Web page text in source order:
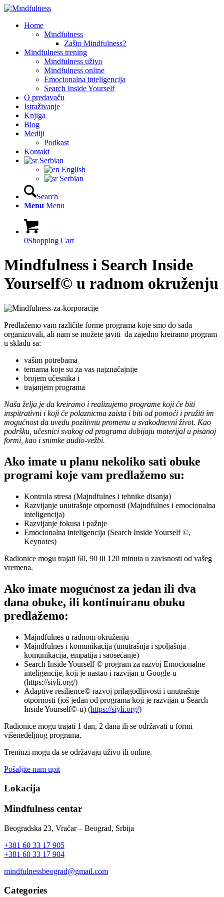
Home
Mindfulness
Zašto Mindfulness?
Mindfulness trening
Mindfulness uživo
Mindfulness online
Emocionalna inteligencija
Search Inside Yourself
O predavaču
Istraživanje
Knjiga
Blog
Mediji
Podkast
Kontakt
Serbian
English
Serbian
Search
Menu Menu
0Shopping Cart
Mindfulness i Search Inside
Yourself© u radnom okruženju
Predlažemo vam različite forme programa koje smo do sada
organizovali, ali nam se možete javiti da zajedno kreiramo program
u skladu sa:
vašim potrebama
temama koje su za vas najznačajnije
brojem učesnika i
trajanjem programa
Naša želja je da kreiramo i realizujemo programe koji će biti
inspitrativni i koji će polaznicma zaista i biti od pomoći i pružiti im
mogućnost da uvedu pozitivnu promenu u svakodnevni život. Kao
podršku, učesnici svakog od programa dobijaju materijal u pisanoj
formi, kao i snimke audio-vežbi.
Ako imate u planu nekoliko sati obuke
programi koje vam predlažemo su:
Kontrola stresa (Majndfulnes i tehnike disanja)
Razvijanje unutrašnje otpornosti (Majndfulnes i emocionalna
inteligencija)
Razvijanje fokusa i pažnje
Emocionalna inteligencija (Search Inside Yourself ©,
Keynotes)
Radionice mogu trajati 60, 90 ili 120 minuta u zavisnosti od vašeg
vremena.
Ako imate mogućnost za jedan ili dva
dana obuke, ili kontinuiranu obuku
predlažemo:
Majndfulnes u radnom okruženju
Majndfulnes i komunikacija (unutrašnja i spoljašnja
komunikacija, empatija i saosećanje)
Search Inside Yourself © program za razvoj Emocionalne
inteligencije, koji je nastao i razvijan u Google-u
(https://siyli.org/)
Adaptive resilience© razvoj prilagodljivosti i unutrašnje
otpornosti (još jedan od programa koji je razvijan u Search
Inside Yourself©-u) (https://siyli.org/)
Radionice mogu trajati 1 dan, 2 dana ili se održavati u formi
višenedeljnog programa.
Treninzi mogu da se održavaju uživo ili online.
Pošaljite nam upit
Lokacija
Mindfulness centar
Beogradska 23, Vračar – Beograd, Srbija
+381 60 33 17 905
+381 60 33 17 904
mindfulnessbeograd@gmail.com
Categories